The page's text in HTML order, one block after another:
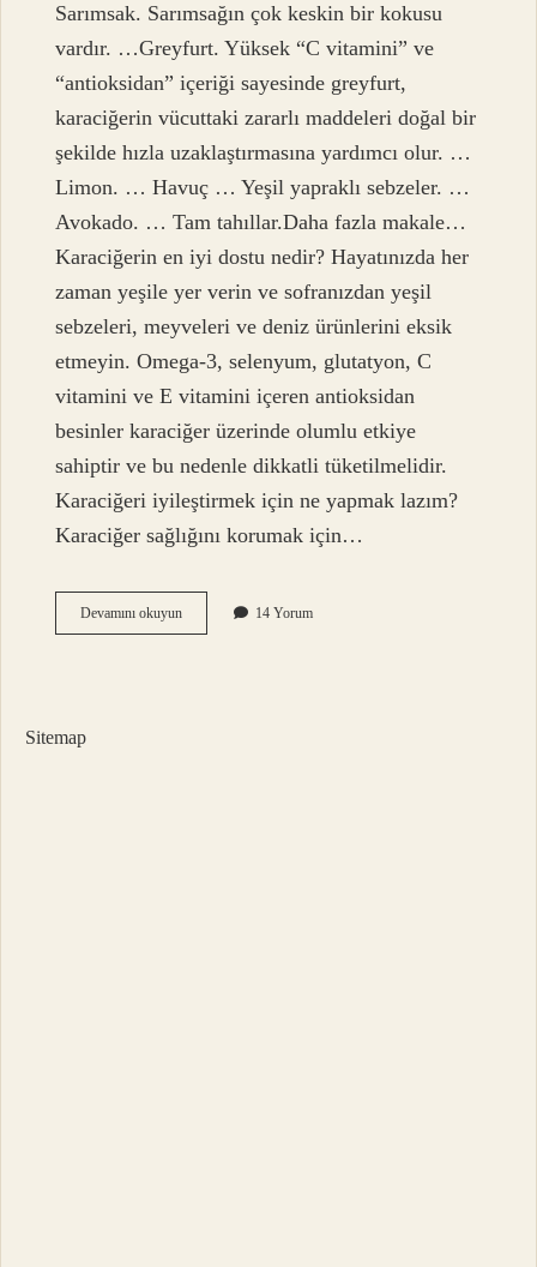
Sarımsak. Sarımsağın çok keskin bir kokusu
vardır. …Greyfurt. Yüksek “C vitamini” ve
“antioksidan” içeriği sayesinde greyfurt,
karaciğerin vücuttaki zararlı maddeleri doğal bir
şekilde hızla uzaklaştırmasına yardımcı olur. …
Limon. … Havuç … Yeşil yapraklı sebzeler. …
Avokado. … Tam tahıllar.Daha fazla makale…
Karaciğerin en iyi dostu nedir? Hayatınızda her
zaman yeşile yer verin ve sofranızdan yeşil
sebzeleri, meyveleri ve deniz ürünlerini eksik
etmeyin. Omega-3, selenyum, glutatyon, C
vitamini ve E vitamini içeren antioksidan
besinler karaciğer üzerinde olumlu etkiye
sahiptir ve bu nedenle dikkatli tüketilmelidir.
Karaciğeri iyileştirmek için ne yapmak lazım?
Karaciğer sağlığını korumak için…
Devamını okuyunKaraciğer
Için
14 Yorum
Sitemap